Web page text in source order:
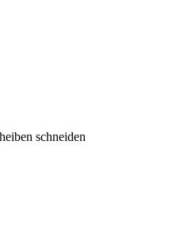
schneiden